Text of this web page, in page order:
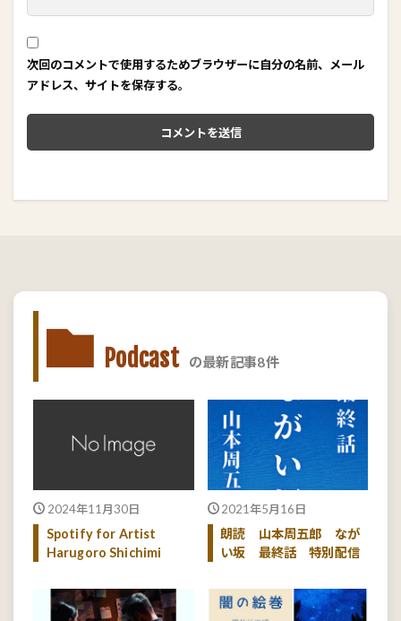
次回のコメントで使用するためブラウザーに自分の名前、メール
アドレス、サイトを保存する。
Podcast の最新記事8件
2024年11月30日
Spotify for Artist
Harugoro Shichimi
2021年5月16日
朗読 山本周五郎 なが
い坂 最終話 特別配信